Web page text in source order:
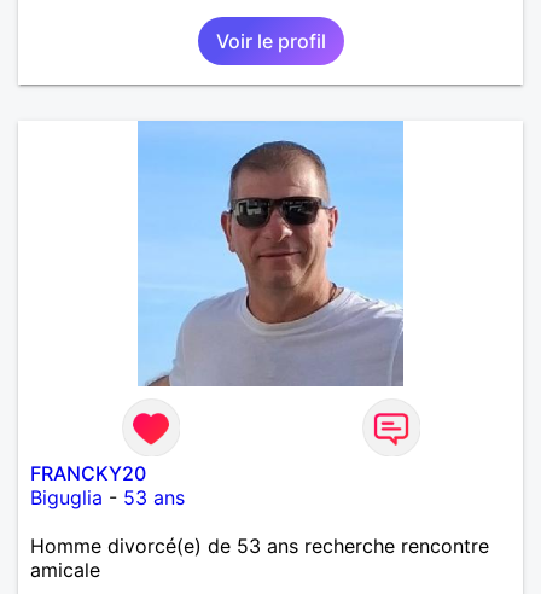
Voir le profil
FRANCKY20
Biguglia - 53 ans
Homme divorcé(e) de 53 ans recherche rencontre
amicale